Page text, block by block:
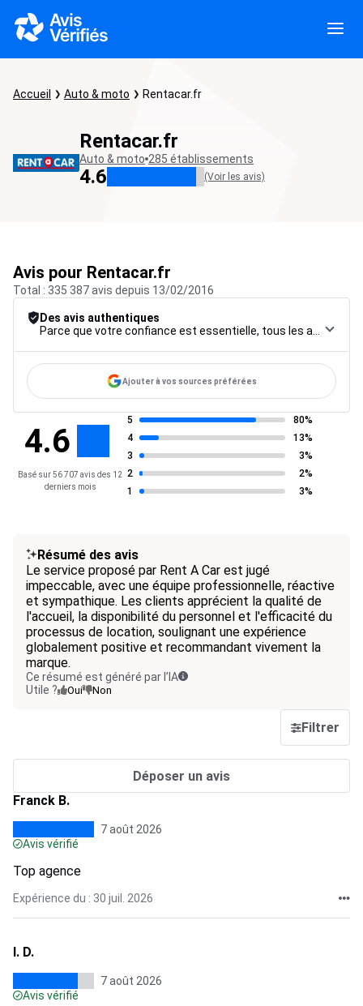
Accueil Auto & moto Rentacar.fr
Rentacar.fr
Auto & moto 285 établissements
4.6 (Voir les avis)
Avis pour Rentacar.fr
Total : 335 387 avis depuis 13/02/2016
Des avis authentiques
Ajouter à vos sources préférées
4.6
Basé sur 56 707 avis des 12
derniers mois
5
80%
4
13%
3
3%
2
2%
1
3%
Résumé des avis
Le service proposé par Rent A Car est jugé
impeccable, avec une équipe professionnelle, réactive
et sympathique. Les clients apprécient la qualité de
l'accueil, la disponibilité du personnel et l'efficacité du
processus de location, soulignant une expérience
globalement positive et recommandant vivement la
marque.
Ce résumé est généré par l’IA
Utile ?
Oui Non
Filtrer
Déposer un avis
Franck B.
7 août 2026
Avis vérifié
Top agence
Expérience du : 30 juil. 2026
I. D.
7 août 2026
Avis vérifié